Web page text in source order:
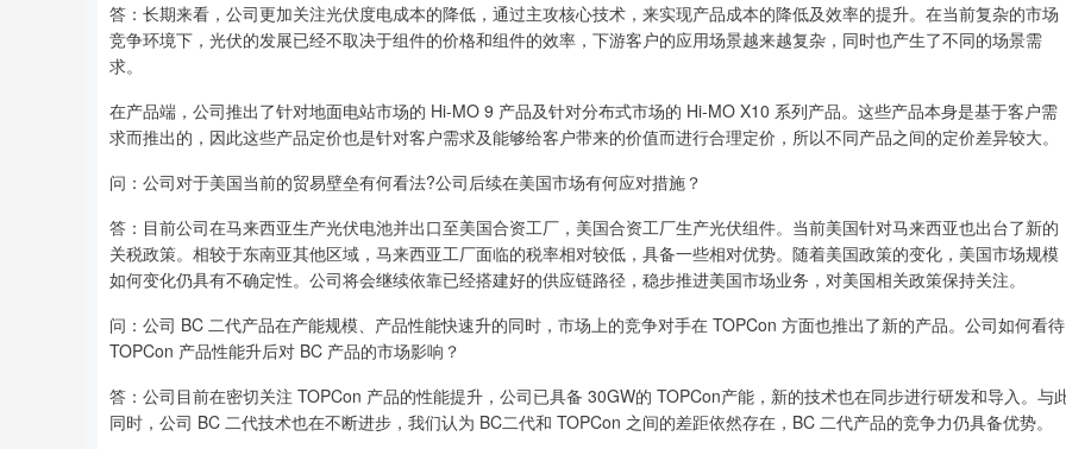
答：长期来看，公司更加关注光伏度电成本的降低，通过主攻核心技术，来实现产品成本的降低及效率的提升。在当前复杂的市场
竞争环境下，光伏的发展已经不取决于组件的价格和组件的效率，下游客户的应用场景越来越复杂，同时也产生了不同的场景需
求。
在产品端，公司推出了针对地面电站市场的 Hi-MO 9 产品及针对分布式市场的 Hi-MO X10 系列产品。这些产品本身是基于客户需
求而推出的，因此这些产品定价也是针对客户需求及能够给客户带来的价值而进行合理定价，所以不同产品之间的定价差异较大。
问：公司对于美国当前的贸易壁垒有何看法?公司后续在美国市场有何应对措施？
答：目前公司在马来西亚生产光伏电池并出口至美国合资工厂，美国合资工厂生产光伏组件。当前美国针对马来西亚也出台了新的
关税政策。相较于东南亚其他区域，马来西亚工厂面临的税率相对较低，具备一些相对优势。随着美国政策的变化，美国市场规模
如何变化仍具有不确定性。公司将会继续依靠已经搭建好的供应链路径，稳步推进美国市场业务，对美国相关政策保持关注。
问：公司 BC 二代产品在产能规模、产品性能快速升的同时，市场上的竞争对手在 TOPCon 方面也推出了新的产品。公司如何看待
TOPCon 产品性能升后对 BC 产品的市场影响？
答：公司目前在密切关注 TOPCon 产品的性能提升，公司已具备 30GW的 TOPCon产能，新的技术也在同步进行研发和导入。与
同时，公司 BC 二代技术也在不断进步，我们认为 BC二代和 TOPCon 之间的差距依然存在，BC 二代产品的竞争力仍具备优势。